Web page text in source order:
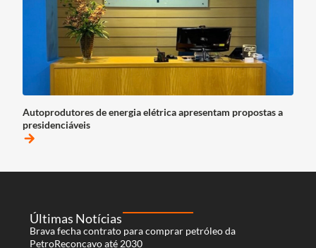
Autoprodutores de energia elétrica apresentam propostas a
presidenciáveis
arrow_forward
Últimas Notícias
Brava fecha contrato para comprar petróleo da
PetroReconcavo até 2030